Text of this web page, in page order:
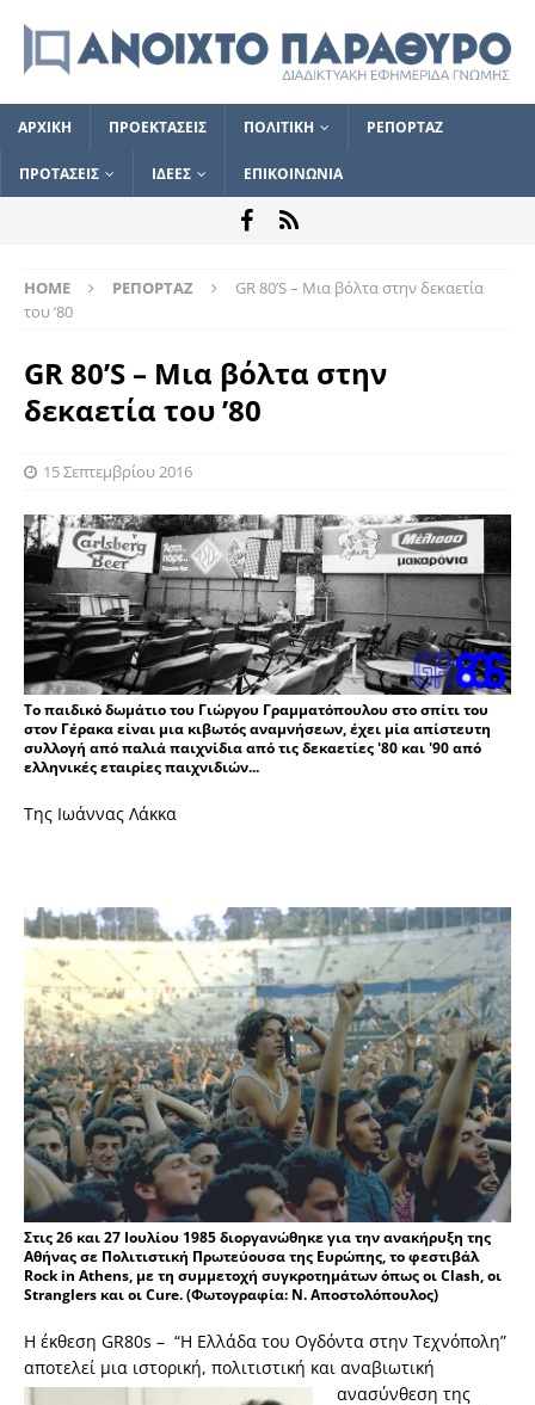
ΑΡΧΙΚΗ ΠΡΟΕΚΤΑΣΕΙΣ ΠΟΛΙΤΙΚΗ ΡΕΠΟΡΤΑΖ
ΠΡΟΤΑΣΕΙΣ ΙΔΕΕΣ ΕΠΙΚΟΙΝΩΝΙΑ
HOME ΡΕΠΟΡΤΑΖ
GR 80’S – Μια βόλτα στην δεκαετία
του ’80
GR 80’S – Μια βόλτα στην
δεκαετία του ’80
15 Σεπτεμβρίου 2016
Το παιδικό δωμάτιο του Γιώργου Γραμματόπουλου στο σπίτι του
στον Γέρακα είναι μια κιβωτός αναμνήσεων, έχει μία απίστευτη
συλλογή από παλιά παιχνίδια από τις δεκαετίες '80 και '90 από
ελληνικές εταιρίες παιχνιδιών...
Της Ιωάννας Λάκκα
Στις 26 και 27 Ιουλίου 1985 διοργανώθηκε για την ανακήρυξη της
Αθήνας σε Πολιτιστική Πρωτεύουσα της Ευρώπης, το φεστιβάλ
Rock in Athens, με τη συμμετοχή συγκροτημάτων όπως οι Clash, οι
Stranglers και οι Cure. (Φωτογραφία: N. Aποστολόπουλος)
H έκθεση GR80s – “Η Ελλάδα του Ογδόντα στην Τεχνόπολη”
αποτελεί μια ιστορική, πολιτιστική και αναβιωτική
ανασύνθεση της